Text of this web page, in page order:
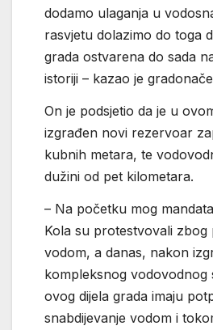
dodamo ulaganja u
rasvjetu dolazimo do toga
grada ostvarena do sada
istoriji – kazao je
On je podsjetio da je u
izgrađen novi rezervoar
kubnih metara, te
dužini od pet kilometara.
– Na početku mog
Kola su protestvovali zbog
vodom, a danas, nakon
kompleksnog vodovodnog
ovog dijela grada imaju
snabdijevanje vodom i